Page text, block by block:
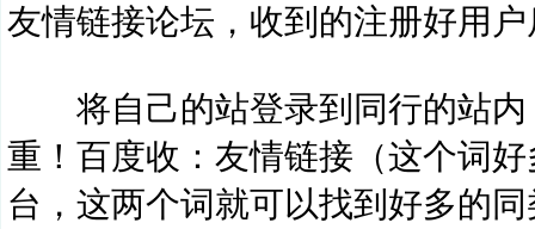
友情链接论坛，收到的注册好用
将自己的站登录到同行的站内
重！百度收：友情链接（这个词
台，这两个词就可以找到好多的